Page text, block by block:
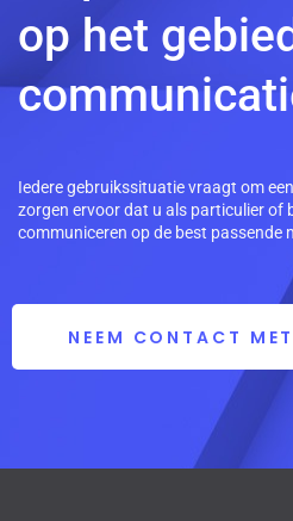
op het
Iedere gebruikssituatie vraagt om
zorgen ervoor dat u als particulier of
communiceren op de best passende
NEEM CONTACT